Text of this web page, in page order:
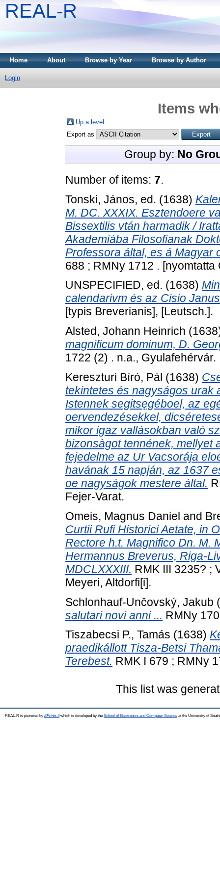
REAL-R
Home About Browse by Year Browse by Author
Login
Items
Up a level
Export as
Group by: No
Number of items: 7.
Tonski, János, ed. (1638)
M. DC. XXXIX. Esztendoere
Bissextilis vtán harmadik /
Akademiába Filosofianak
Professora által, es á Magyar
688 ; RMNy 1712 .
UNSPECIFIED, ed. (1638)
calendarivm és az Cisio
[typis Breverianis], [Leutsch.].
Alsted, Johann Heinrich
magnificum dominum, D.
1722 (2) . n.a., Gyulafehérvár.
Kereszturi Bíró, Pál (1638)
tekintetes és nagyságos urak
Istennek segitsęgéboel, az
oervendezésekkel,
mikor igaz vallásokban való
bizonsàgot tennének, mellyet
fejedelme az Ur Vacsorája
havának 15 napján, az 1637
oe nagyságok mestere által.
Fejer-Varat.
Omeis, Magnus Daniel and
Curtii Rufi Historici Aetate, in
Rectore h.t. Magnifico Dn. M.
Hermannus Breverus, Riga-
MDCLXXXIII. RMK III 3235? ;
Meyeri, Altdorfi[i].
Schlonhauf-Unčovský, Jakub
salutari novi anni ... RMNy
Tiszabecsi P., Tamás (1638)
praedikállott Tisza-Betsi
Terebest. RMK I 679 ; RMNy
This list was
REAL-R is powered by EPrints 3which is developed by the School of Electronics and Computer Science at the University of